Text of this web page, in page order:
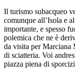
Il turismo subacqueo
comunque all’Isola e
importante, e spesso
polemica che ne è
da visita per Marciana
di sciatteria. Voi
piazza piena di